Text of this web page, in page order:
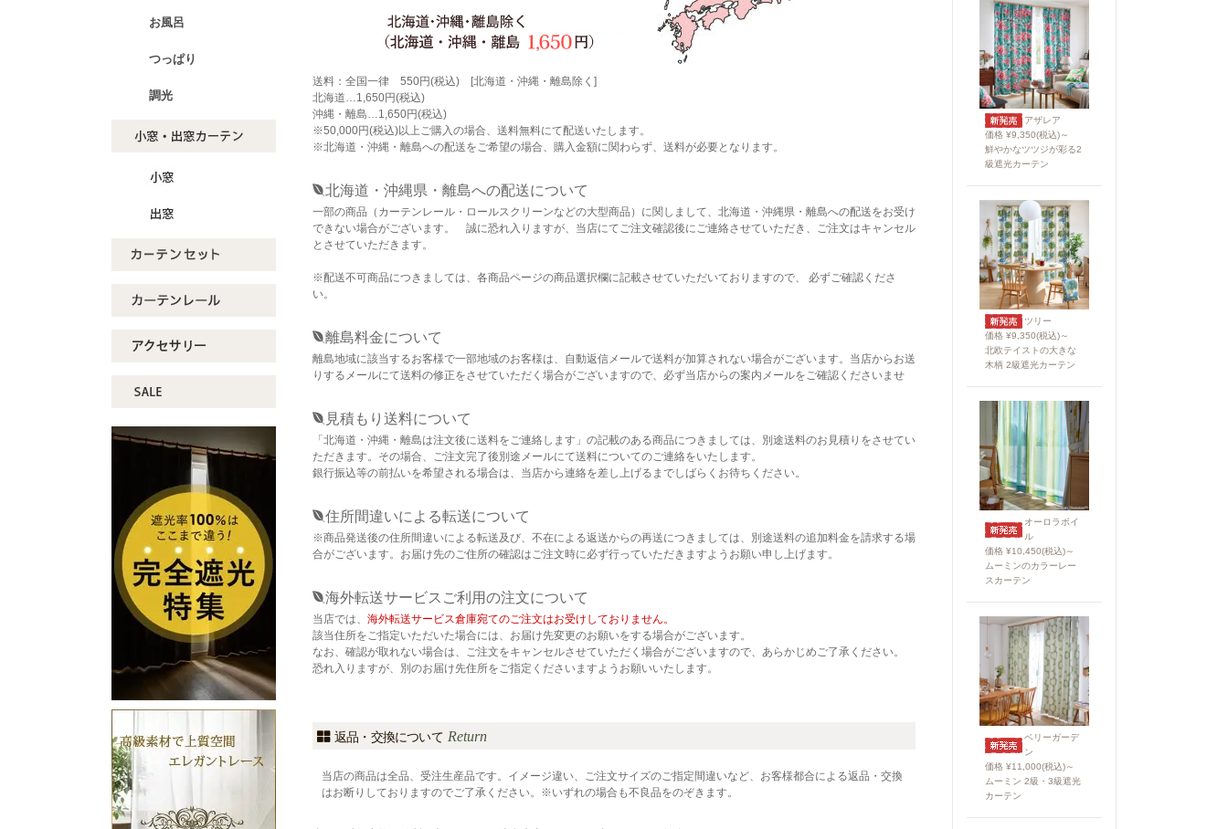
お風呂
つっぱり
調光
アザレア
価格 ¥9,350(税込)～
鮮やかなツツジが彩る2
級遮光カーテン
ツリー
価格 ¥9,350(税込)～
北欧テイストの大きな
木柄 2級遮光カーテン
オーロラボイ
ル
価格 ¥10,450(税込)～
ムーミンのカラーレー
スカーテン
ベリーガーデ
ン
価格 ¥11,000(税込)～
ムーミン 2級・3級遮光
カーテン
送料：全国一律 550円(税込) [北海道・沖縄・離島除く]
北海道…1,650円(税込)
沖縄・離島…1,650円(税込)
※50,000円(税込)以上ご購入の場合、送料無料にて配送いたします。
※北海道・沖縄・離島への配送をご希望の場合、購入金額に関わらず、送料が必要となります。
北海道・沖縄県・離島への配送について
一部の商品（カーテンレール・ロールスクリーンなどの大型商品）に関しまして、北海道・沖縄県・離島への配送をお受け
できない場合がございます。 誠に恐れ入りますが、当店にてご注文確認後にご連絡させていただき、ご注文はキャンセル
とさせていただきます。
※配送不可商品につきましては、各商品ページの商品選択欄に記載させていただいておりますので、 必ずご確認くださ
い。
離島料金について
離島地域に該当するお客様で一部地域のお客様は、自動返信メールで送料が加算されない場合がございます。当店からお送
りするメールにて送料の修正をさせていただく場合がございますので、必ず当店からの案内メールをご確認くださいませ
見積もり送料について
「北海道・沖縄・離島は注文後に送料をご連絡します」の記載のある商品につきましては、別途送料のお見積りをさせてい
ただきます。その場合、ご注文完了後別途メールにて送料についてのご連絡をいたします。
銀行振込等の前払いを希望される場合は、当店から連絡を差し上げるまでしばらくお待ちください。
住所間違いによる転送について
※商品発送後の住所間違いによる転送及び、不在による返送からの再送につきましては、別途送料の追加料金を請求する場
合がございます。お届け先のご住所の確認はご注文時に必ず行っていただきますようお願い申し上げます。
海外転送サービスご利用の注文について
当店では、 海外転送サービス倉庫宛てのご注文はお受けしておりません。
該当住所をご指定いただいた場合には、お届け先変更のお願いをする場合がございます。
なお、確認が取れない場合は、ご注文をキャンセルさせていただく場合がございますので、あらかじめご了承ください。
恐れ入りますが、別のお届け先住所をご指定くださいますようお願いいたします。
返品・交換について Return
当店の商品は全品、受注生産品です。イメージ違い、ご注文サイズのご指定間違いなど、お客様都合による返品・交換
はお断りしておりますのでご了承ください。※いずれの場合も不良品をのぞきます。